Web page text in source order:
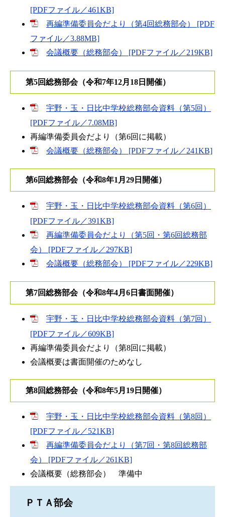
[PDFファイル／461KB]
再編準備委員会だより（第4回総務部会） [PDF
ファイル／3.88MB]
会議概要（総務部会） [PDFファイル／219KB]
第5回総務部会（令和7年12月18日開催）
宇野・玉・日比中学校総務部会資料（第5回）
[PDFファイル／7.08MB]
再編準備委員会だより（第6回に掲載）
会議概要（総務部会） [PDFファイル／241KB]
第6回総務部会（令和8年1月29日開催）
宇野・玉・日比中学校総務部会資料（第6回）
[PDFファイル／391KB]
再編準備委員会だより（第5回・第6回総務部
会） [PDFファイル／297KB]
会議概要（総務部会） [PDFファイル／229KB]
第7回総務部会（令和8年4月6日書面開催）
宇野・玉・日比中学校総務部会資料（第7回）
[PDFファイル／609KB]
再編準備委員会だより（第8回に掲載）
会議概要は書面開催のためなし
第8回総務部会（令和8年5月19日開催）
宇野・玉・日比中学校総務部会資料（第8回）
[PDFファイル／521KB]
再編準備委員会だより（第7回・第8回総務部
会） [PDFファイル／261KB]
会議概要（総務部会） 準備中
ＰＴＡ部会